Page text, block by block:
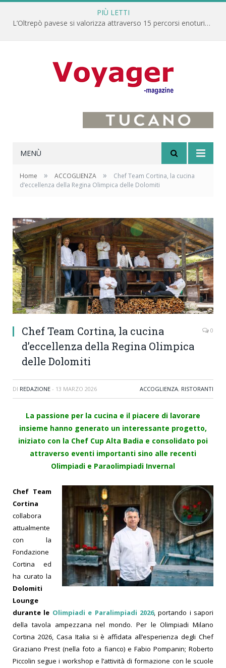
PIÙ LETTI
L’Oltrepò pavese si valorizza attraverso 15 percorsi enoturistici
MENÙ
Home » ACCOGLIENZA »
Chef Team Cortina, la cucina
d’eccellenza della Regina Olimpica delle Dolomiti
Chef Team Cortina, la cucina
d’eccellenza della Regina Olimpica
delle Dolomiti
0
DI REDAZIONE - 13 MARZO 2026 ACCOGLIENZA, RISTORANTI
La passione per la cucina e il piacere di lavorare
insieme hanno generato un interessante progetto,
iniziato con la Chef Cup Alta Badia e consolidato poi
attraverso eventi importanti sino alle recenti
Olimpiadi e Paraolimpiadi Invernal
Chef Team
Cortina
collabora
attualmente
con la
Fondazione
Cortina ed
ha curato la
Dolomiti
Lounge
durante le Olimpiadi e Paralimpiadi 2026, portando i sapori
della tavola ampezzana nel mondo. Per le Olimpiadi Milano
Cortina 2026, Casa Italia si è affidata all’esperienza degli Chef
Graziano Prest (nella foto a fianco) e Fabio Pompanin; Roberto
Piccolin segue i workshop e l’attività di formazione con le scuole